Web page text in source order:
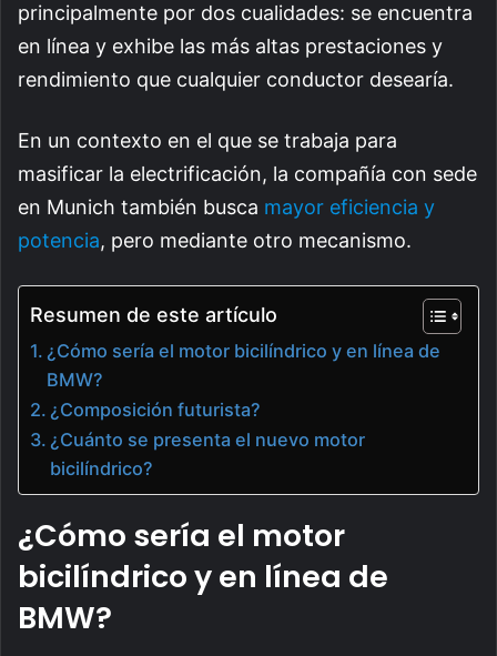
principalmente por dos cualidades: se encuentra
en línea y exhibe las más altas prestaciones y
rendimiento que cualquier conductor desearía.
En un contexto en el que se trabaja para
masificar la electrificación, la compañía con sede
en Munich también busca mayor eficiencia y
potencia, pero mediante otro mecanismo.
Resumen de este artículo
¿Cómo sería el motor bicilíndrico y en línea de
BMW?
¿Composición futurista?
¿Cuánto se presenta el nuevo motor
bicilíndrico?
¿Cómo sería el motor
bicilíndrico y en línea de
BMW?